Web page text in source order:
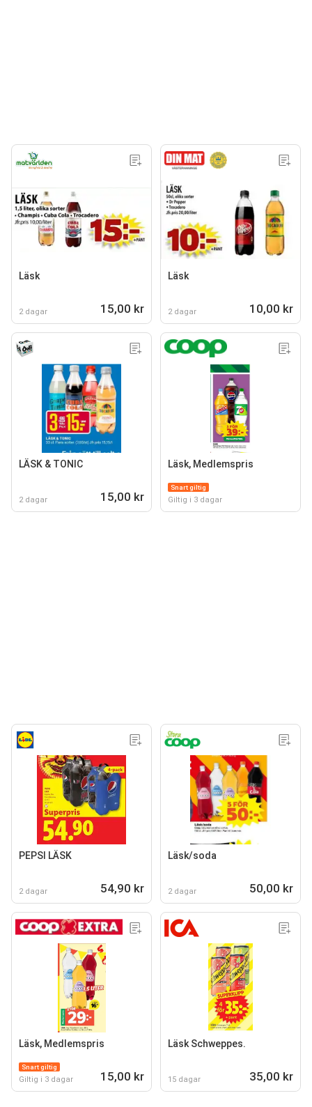
Läsk
2 dagar 15,00 kr
Läsk
2 dagar 10,00 kr
LÄSK & TONIC
2 dagar 15,00 kr
Läsk, Medlemspris
Snart giltig
Giltig i 3 dagar
PEPSI LÄSK
2 dagar 54,90 kr
Läsk/soda
2 dagar 50,00 kr
Läsk, Medlemspris
Snart giltig
Giltig i 3 dagar 15,00 kr
Läsk Schweppes.
15 dagar 35,00 kr